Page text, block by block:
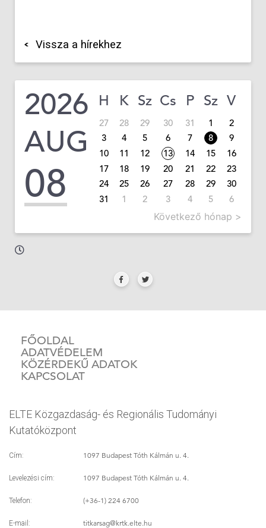
Vissza a hírekhez
2026
AUG
08
H K Sz Cs P Sz V
27 28 29 30 31 1
2
3
4 5 6 7 8
9
10
11 12 13 14 15
16
17
18 19 20 21 22
23
24
25 26 27 28 29
30
31
1 2 3 4 5 6
Következő hónap >
FŐOLDAL
ADATVÉDELEM
KÖZÉRDEKŰ ADATOK
KAPCSOLAT
ELTE Közgazdaság- és Regionális Tudományi
Kutatóközpont
Cím: 1097 Budapest Tóth Kálmán u. 4.
Levelezési cím: 1097 Budapest Tóth Kálmán u. 4.
Telefon: (+36-1) 224 6700
E-mail: titkarsag@krtk.elte.hu